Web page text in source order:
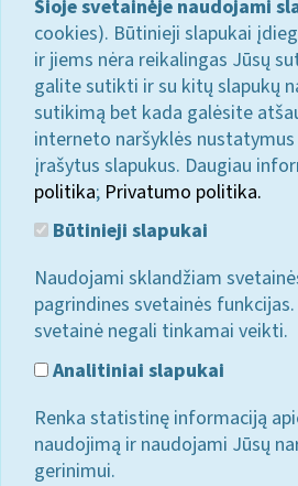
Šioje svetainėje naudojami
cookies). Būtinieji slapukai
ir jiems nėra reikalingas Jūsų
galite sutikti ir su kitų slapukų
sutikimą bet kada galėsite
interneto naršyklės
įrašytus slapukus. Daugiau
politika; Privatumo politika.
Būtinieji slapukai
Naudojami sklandžiam
pagrindines svetainės
svetainė negali tinkamai veikti.
Analitiniai slapukai
Renka statistinę informaciją
naudojimą ir naudojami Jūsų
gerinimui.